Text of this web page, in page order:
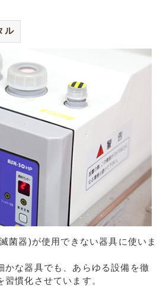
ル
菌器)が使用できない器具に使いま
かな器具でも、あらゆる設備を徹
慣化させています。